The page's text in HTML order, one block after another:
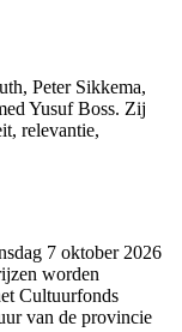
Peter Sikkema,
Yusuf Boss. Zij
relevantie,
7 oktober 2026
worden
Cultuurfonds
van de provincie